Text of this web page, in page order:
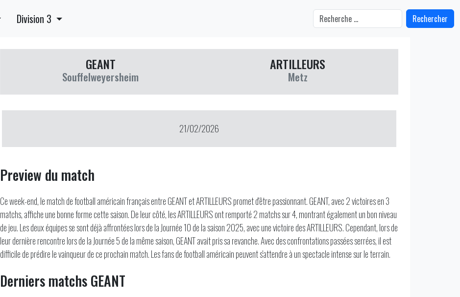
Division 3 Rechercher
GEANT
Souffelweyersheim
ARTILLEURS
Metz
21/02/2026
Preview du match
Ce week-end, le match de football américain français entre GEANT et ARTILLEURS promet d'être passionnant. GEANT, avec 2 victoires en 3
matchs, affiche une bonne forme cette saison. De leur côté, les ARTILLEURS ont remporté 2 matchs sur 4, montrant également un bon niveau
de jeu. Les deux équipes se sont déjà affrontées lors de la Journée 10 de la saison 2025, avec une victoire des ARTILLEURS. Cependant, lors de
leur dernière rencontre lors de la Journée 5 de la même saison, GEANT avait pris sa revanche. Avec des confrontations passées serrées, il est
difficile de prédire le vainqueur de ce prochain match. Les fans de football américain peuvent s'attendre à un spectacle intense sur le terrain.
Derniers matchs GEANT